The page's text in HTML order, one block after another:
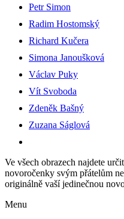
Petr Simon
Radim Hostomský
Richard Kučera
Simona Janoušková
Václav Puky
Vít Svoboda
Zdeněk Bašný
Zuzana Ságlová
Ve všech obrazech najdete
novoročenky svým přátelům
originálně vaší jedinečnou
Menu